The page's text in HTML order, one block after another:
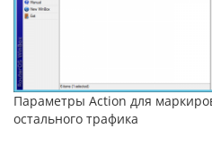
Параметры Action для
остального трафика